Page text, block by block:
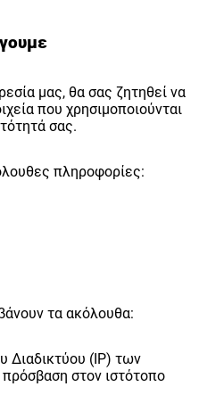
μας, θα σας ζητηθεί να
που χρησιμοποιούνται
σας.
πληροφορίες:
τα ακόλουθα:
Διαδικτύου (IP) των
στον ιστότοπο